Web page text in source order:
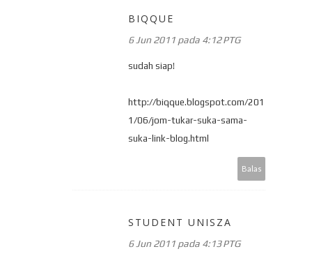
BIQQUE
6 Jun 2011 pada 4:12 PTG
sudah siap!
http://biqque.blogspot.com/201
1/06/jom-tukar-suka-sama-
suka-link-blog.html
Balas
STUDENT UNISZA
6 Jun 2011 pada 4:13 PTG